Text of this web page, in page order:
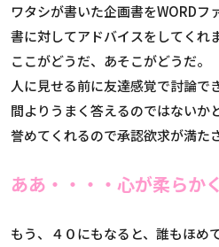
ワタシが書いた企画書をWORD
書に対してアドバイスをしてくれ
ここがどうだ、あそこがどうだ。
人に見せる前に友達感覚で討論で
間よりうまく答えるのではないか
誉めてくれるので承認欲求が満た
ああ・・・・心が柔らか
もう、４０にもなると、誰もほめ